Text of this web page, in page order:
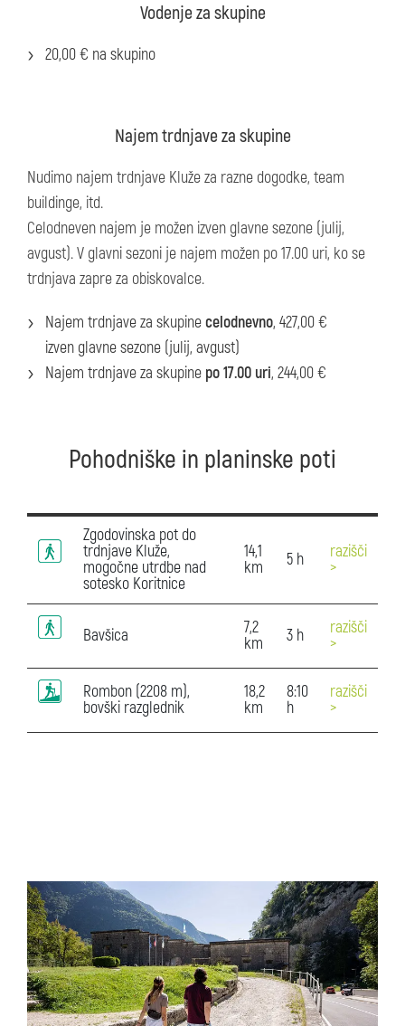
Vodenje za skupine
20,00 € na skupino
Najem trdnjave za skupine
Nudimo najem trdnjave Kluže za razne dogodke, team
buildinge, itd.
Celodneven najem je možen izven glavne sezone (julij,
avgust). V glavni sezoni je najem možen po 17.00 uri, ko se
trdnjava zapre za obiskovalce.
Najem trdnjave za skupinecelodnevno, 427,00 €
izven glavne sezone (julij, avgust)
Najem trdnjave za skupine po 17.00 uri, 244,00 €
Pohodniške in planinske poti
Zgodovinska pot do
trdnjave Kluže,
mogočne utrdbe nad
sotesko Koritnice
14,1
km 5 h razišči
>
Bavšica 7,2
km 3 h razišči
>
Rombon (2208 m),
bovški razglednik
18,2
km
8:10
h
razišči
>